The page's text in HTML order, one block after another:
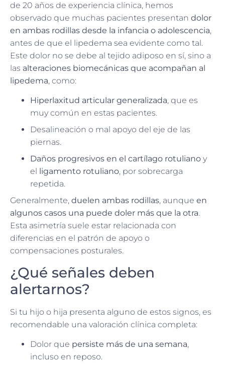
de 20 años de experiencia clínica, hemos
observado que muchas pacientes presentan dolor
en ambas rodillas desde la infancia o adolescencia,
antes de que el lipedema sea evidente como tal.
Este dolor no se debe al tejido adiposo en sí, sino a
las alteraciones biomecánicas que acompañan al
lipedema, como:
Hiperlaxitud articular generalizada, que es
muy común en estas pacientes.
Desalineación o mal apoyo del eje de las
piernas.
Daños progresivos en el cartílago rotuliano y
el
ligamento rotuliano, por sobrecarga
repetida.
Generalmente, duelen ambas rodillas, aunque en
algunos casos una puede doler más que la otra.
Esta asimetría suele estar relacionada con
diferencias en el patrón de apoyo o
compensaciones posturales.
¿Qué señales deben
alertarnos?
Si tu hijo o hija presenta alguno de estos signos, es
recomendable una valoración clínica completa:
Dolor que persiste más de una semana,
incluso en reposo.